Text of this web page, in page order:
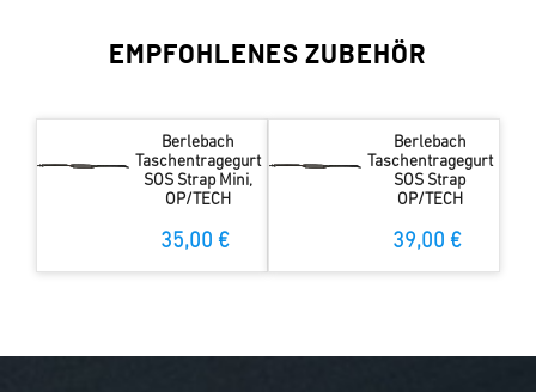
EMPFOHLENES ZUBEHÖR
Berlebach
Taschentragegurt
SOS Strap Mini,
OP/TECH
35,00 €
Berlebach
Taschentragegurt
SOS Strap
OP/TECH
39,00 €